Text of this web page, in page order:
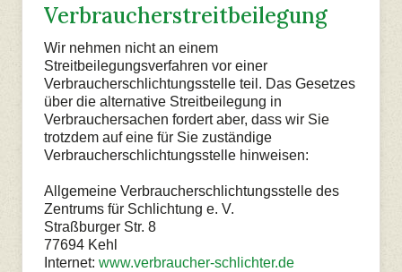
Verbraucherstreit­beilegung
Wir nehmen nicht an einem
Streitbeilegungsverfahren vor einer
Verbraucherschlichtungsstelle teil. Das Gesetzes
über die alternative Streitbeilegung in
Verbrauchersachen fordert aber, dass wir Sie
trotzdem auf eine für Sie zuständige
Verbraucherschlichtungsstelle hinweisen:
Allgemeine Verbraucherschlichtungsstelle des
Zentrums für Schlichtung e. V.
Straßburger Str. 8
77694 Kehl
Internet: www.verbraucher-schlichter.de